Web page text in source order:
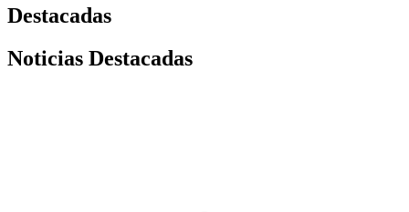
Destacadas
Noticias Destacadas